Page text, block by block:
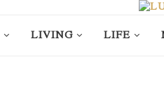
LIVING LIFE